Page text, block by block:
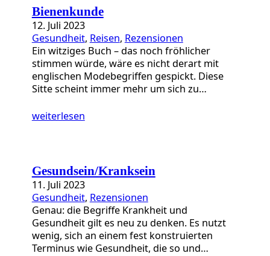
Bienenkunde
12. Juli 2023
Gesundheit, Reisen, Rezensionen
Ein witziges Buch – das noch fröhlicher
stimmen würde, wäre es nicht derart mit
englischen Modebegriffen gespickt. Diese
Sitte scheint immer mehr um sich zu…
weiterlesen
Gesundsein/Kranksein
11. Juli 2023
Gesundheit, Rezensionen
Genau: die Begriffe Krankheit und
Gesundheit gilt es neu zu denken. Es nutzt
wenig, sich an einem fest konstruierten
Terminus wie Gesundheit, die so und…